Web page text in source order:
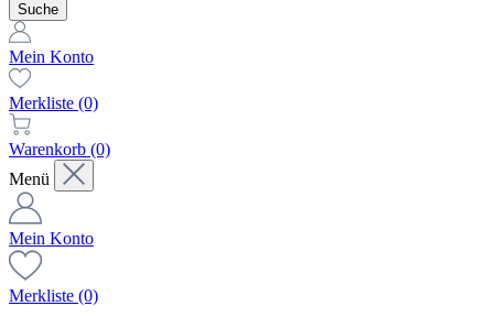
Suche
Mein Konto
Merkliste (0)
Warenkorb (0)
Menü
Mein Konto
Merkliste (0)